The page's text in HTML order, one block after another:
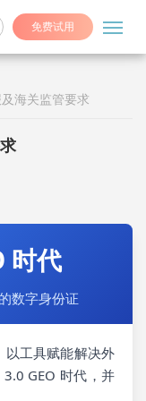
免费试用
海关监管要求
时代
数字身份证
以工具赋能解决外
GEO 时代，并